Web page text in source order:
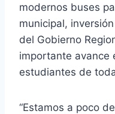
modernos buses
municipal,
del Gobierno
importante avance
estudiantes de
“Estamos a poco